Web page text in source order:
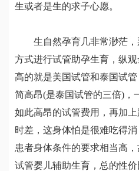
生或者是生的求子心愿。
生自然孕育几非常渺茫，
方式进行试管助孕生育，纵
高的就是美国试管和泰国试
简高昂(是泰国试管的三倍)，
如此高昂的试管费用，再加
时差，这身体怕是很难吃得
患者身体条件的要求相当高
试管婴儿辅助生育，总的性